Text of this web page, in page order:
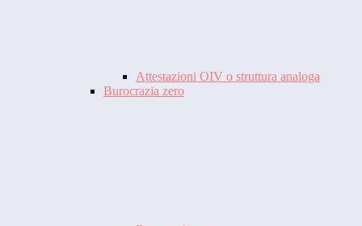
Attestazioni OIV o struttura analoga
Burocrazia zero